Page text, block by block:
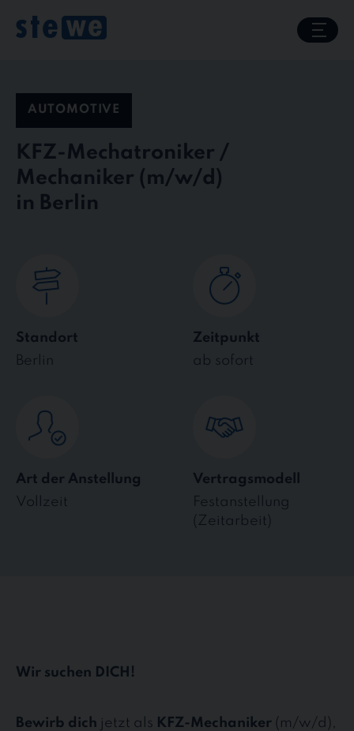
content
AUTOMOTIVE
KFZ-Mechatroniker /
Mechaniker
in Berlin
Standort
Berlin
Zeitpunkt
ab sofort
Art der Anstellung
Vollzeit
Vertragsmodell
Festanstellung
(Zeitarbeit)
Wir suchen DICH!
Bewirb dich jetzt als KFZ-Mechaniker (m/w/d),